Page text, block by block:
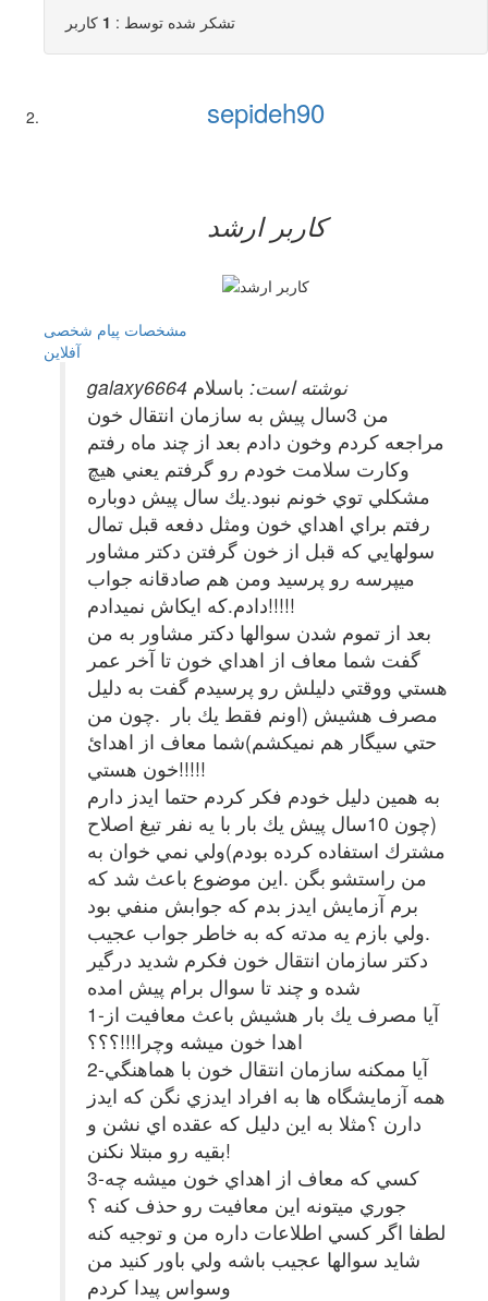
تشکر شده توسط : 1 کاربر
sepideh90
کاربر ارشد
مشخصات پیام شخصی
آفلاين
galaxy6664 نوشته است: باسلام
من 3سال پيش به سازمان انتقال خون
مراجعه كردم وخون دادم بعد از چند ماه رفتم
وكارت سلامت خودم رو گرفتم يعني هيچ
مشكلي توي خونم نبود.يك سال پيش دوباره
رفتم براي اهداي خون ومثل دفعه قبل تمال
سولهايي كه قبل از خون گرفتن دكتر مشاور
ميپرسه رو پرسيد ومن هم صادقانه جواب
دادم.كه ايكاش نميدادم!!!!!
بعد از تموم شدن سوالها دكتر مشاور به من
گفت شما معاف از اهداي خون تا آخر عمر
هستي ووقتي دليلش رو پرسيدم گفت به دليل
مصرف هشيش (اونم فقط يك بار .چون من
حتي سيگار هم نميكشم)شما معاف از اهدائ
خون هستي!!!!!
به همين دليل خودم فكر كردم حتما ايدز دارم
(چون 10سال پيش يك بار با يه نفر تيغ اصلاح
مشترك استفاده كرده بودم)ولي نمي خوان به
من راستشو بگن .اين موضوع باعث شد كه
برم آزمايش ايدز بدم كه جوابش منفي بود
.ولي بازم يه مدته كه به خاطر جواب عجيب
دكتر سازمان انتقال خون فكرم شديد درگير
شده و چند تا سوال برام پيش امده
1-آيا مصرف يك بار هشيش باعث معافيت از
اهدا خون ميشه وچرا!!!؟؟؟
2-آيا ممكنه سازمان انتقال خون با هماهنگي
همه آزمايشگاه ها به افراد ايدزي نگن كه ايدز
دارن ؟مثلا به اين دليل كه عقده اي نشن و
بقيه رو مبتلا نكنن!
3-كسي كه معاف از اهداي خون ميشه چه
جوري ميتونه اين معافيت رو حذف كنه ؟
لطفا اگر كسي اطلاعات داره من و توجيه كنه
شايد سوالها عجيب باشه ولي باور كنيد من
وسواس پيدا كردم